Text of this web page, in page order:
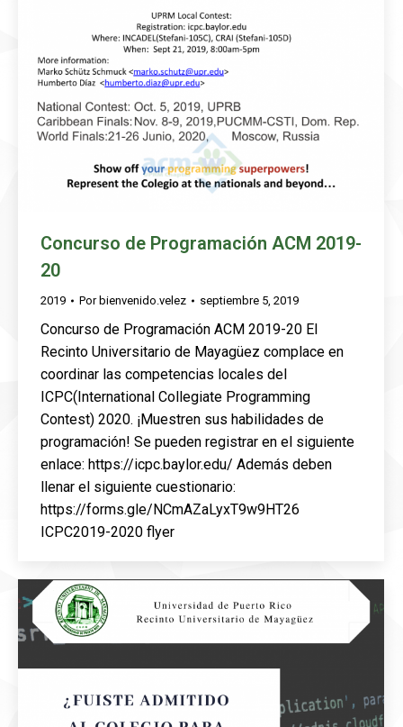
Concurso de Programación ACM 2019-
20
2019 Por bienvenido.velez septiembre 5, 2019
Concurso de Programación ACM 2019-20 El
Recinto Universitario de Mayagüez complace en
coordinar las competencias locales del
ICPC(International Collegiate Programming
Contest) 2020. ¡Muestren sus habilidades de
programación! Se pueden registrar en el siguiente
enlace: https://icpc.baylor.edu/ Además deben
llenar el siguiente cuestionario:
https://forms.gle/NCmAZaLyxT9w9HT26
ICPC2019-2020 flyer